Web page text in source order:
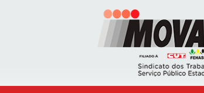
MOVA-
SE